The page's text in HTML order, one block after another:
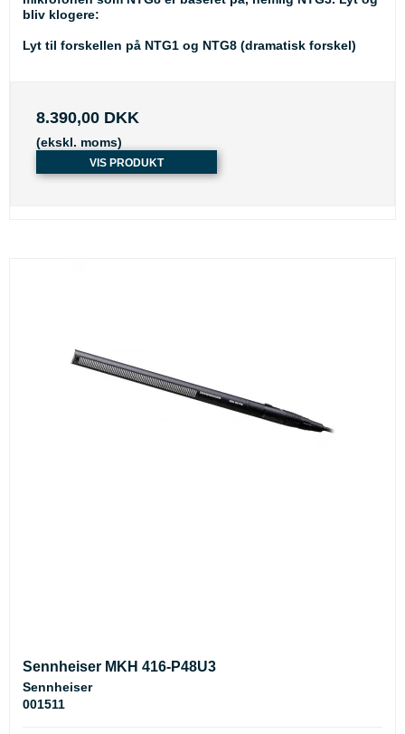
bliv klogere:
Lyt til forskellen på NTG1 og NTG8 (dramatisk forskel)
8.390,00 DKK
(ekskl. moms)
VIS PRODUKT
Sennheiser MKH 416-P48U3
Sennheiser
001511